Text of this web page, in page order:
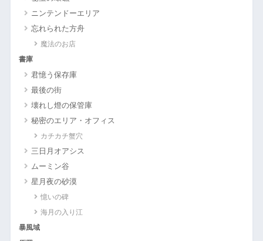
ニンテンドーエリア
忘れられた方舟
魔法のお店
書庫
君憶う保存庫
最後の街
壊れし燈の保管庫
秘密のエリア・オフィス
カチカチ蟹穴
三日月オアシス
ムーミン谷
星月夜の砂漠
憶いの碑
海月の入り江
暴風域